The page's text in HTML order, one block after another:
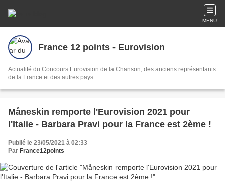
MENU
France 12 points - Eurovision
Actualité du Concours Eurovision de la Chanson, des anciens représentants
de la France et des autres pays.
Måneskin remporte l'Eurovision 2021 pour
l'Italie - Barbara Pravi pour la France est 2ème !
Publié le 23/05/2021 à 02:33
Par France12points